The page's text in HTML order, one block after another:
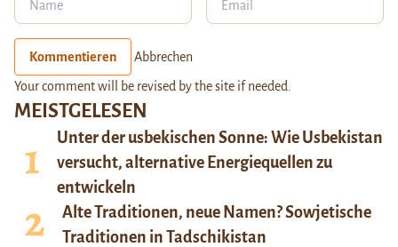
MEISTGELESEN
Unter der usbekischen Sonne: Wie Usbekistan
versucht, alternative Energiequellen zu
entwickeln
Alte Traditionen, neue Namen? Sowjetische
Traditionen in Tadschikistan
Kommentieren Abbrechen
Your comment will be revised by the site if needed.